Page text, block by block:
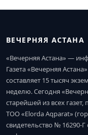
ВЕЧЕРНЯЯ АСТАНА
«Вечерняя Астана» —
Газета «Вечерняя
составляет 15 тысяч
неделю. Сегодня
старейшей из всех
ТОО «Elorda Aqparat»
свидетельство № 16290-